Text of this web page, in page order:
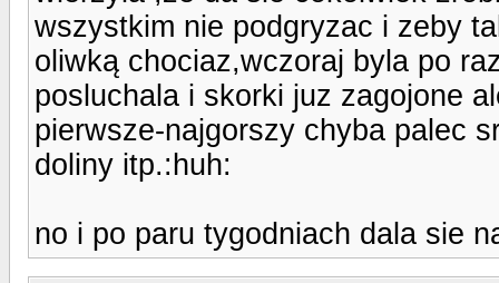
wszystkim nie podgryzac i zeby
oliwką chociaz,wczoraj byla po
posluchala i skorki juz zagojone
pierwsze-najgorszy chyba palec
doliny itp.:huh:
no i po paru tygodniach dala sie